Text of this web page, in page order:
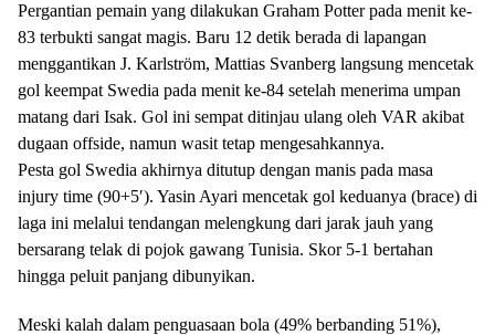
Pergantian pemain yang dilakukan Graham Potter pada menit ke-
83 terbukti sangat magis. Baru 12 detik berada di lapangan
menggantikan J. Karlström, Mattias Svanberg langsung mencetak
gol keempat Swedia pada menit ke-84 setelah menerima umpan
matang dari Isak. Gol ini sempat ditinjau ulang oleh VAR akibat
dugaan offside, namun wasit tetap mengesahkannya.
Pesta gol Swedia akhirnya ditutup dengan manis pada masa
injury time (90+5′). Yasin Ayari mencetak gol keduanya (brace) di
laga ini melalui tendangan melengkung dari jarak jauh yang
bersarang telak di pojok gawang Tunisia. Skor 5-1 bertahan
hingga peluit panjang dibunyikan.
Meski kalah dalam penguasaan bola (49% berbanding 51%),